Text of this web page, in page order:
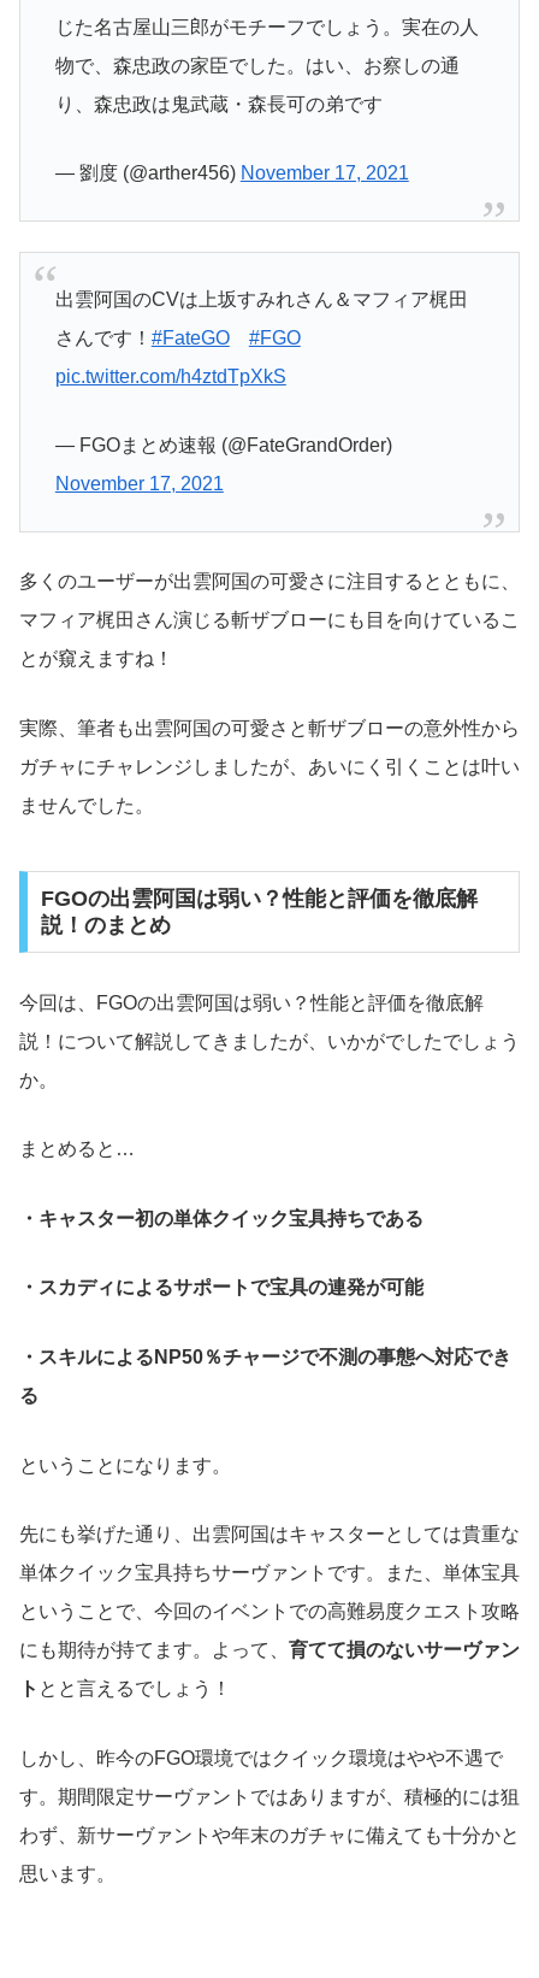
じた名古屋山三郎がモチーフでしょう。実在の人
物で、森忠政の家臣でした。はい、お察しの通
り、森忠政は鬼武蔵・森長可の弟です
— 劉度 (@arther456) November 17, 2021
出雲阿国のCVは上坂すみれさん＆マフィア梶田
さんです！ #FateGO
#FGO
pic.twitter.com/h4ztdTpXkS
— FGOまとめ速報 (@FateGrandOrder)
November 17, 2021
多くのユーザーが出雲阿国の可愛さに注目するとともに、
マフィア梶田さん演じる斬ザブローにも目を向けているこ
とが窺えますね！
実際、筆者も出雲阿国の可愛さと斬ザブローの意外性から
ガチャにチャレンジしましたが、あいにく引くことは叶い
ませんでした。
FGOの出雲阿国は弱い？性能と評価を徹底解
説！のまとめ
今回は、FGOの出雲阿国は弱い？性能と評価を徹底解
説！について解説してきましたが、いかがでしたでしょう
か。
まとめると…
・キャスター初の単体クイック宝具持ちである
・スカディによるサポートで宝具の連発が可能
・スキルによるNP50％チャージで不測の事態へ対応でき
る
ということになります。
先にも挙げた通り、出雲阿国はキャスターとしては貴重な
単体クイック宝具持ちサーヴァントです。また、単体宝具
ということで、今回のイベントでの高難易度クエスト攻略
にも期待が持てます。よって、 育てて損のないサーヴァン
ト とと言えるでしょう！
しかし、昨今のFGO環境ではクイック環境はやや不遇で
す。期間限定サーヴァントではありますが、積極的には狙
わず、新サーヴァントや年末のガチャに備えても十分かと
思います。